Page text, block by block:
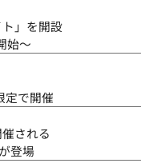
」を開設
始～
定で開催
される
登場